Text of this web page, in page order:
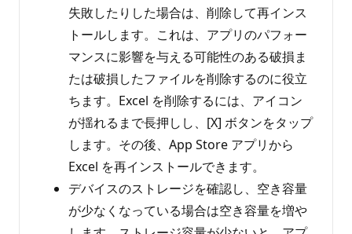
失敗したりした場合は、削除して再インス
トールします。これは、アプリのパフォー
マンスに影響を与える可能性のある破損ま
たは破損したファイルを削除するのに役立
ちます。Excel を削除するには、アイコン
が揺れるまで長押しし、[X] ボタンをタップ
します。その後、App Store アプリから
Excel を再インストールできます。
デバイスのストレージを確認し、空き容量
が少なくなっている場合は空き容量を増や